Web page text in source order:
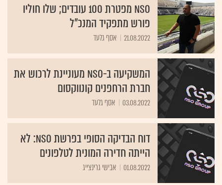
NSO מפטרת 100 עובדים; שלו חוליו
פורש מתפקיד המנכ"ל
21.08.2022 אסף גלעד
המשקיעה ב-NSO מעוניינת לרכוש את
חברת הרחפנים קונווקסום
03.08.2022 אסף גלעד
דוח הבדיקה הסופי בפרשת NSO: לא
הייתה חדירה המונית לטלפונים
01.08.2022 אבישי גרינצייג